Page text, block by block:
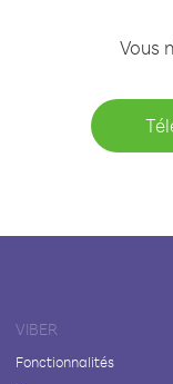
Vous
VIBER
Fonctionnalités